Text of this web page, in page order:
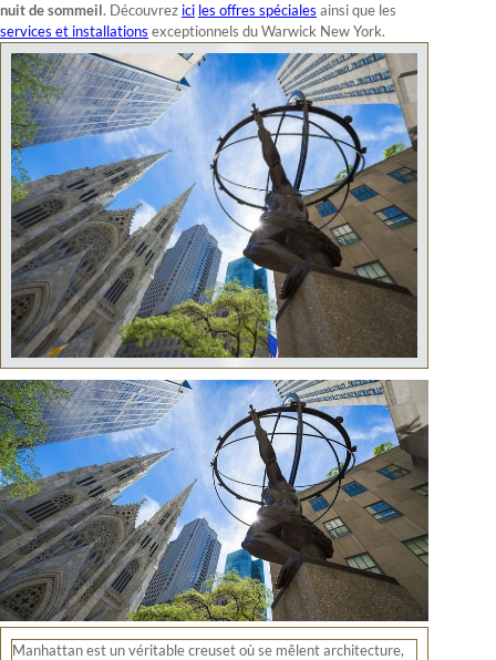
Manhattan est un véritable creuset où se mêlent architecture,
nuit de sommeil. Découvrez ici les offres spéciales ainsi que les
services et installations exceptionnels du Warwick New York.